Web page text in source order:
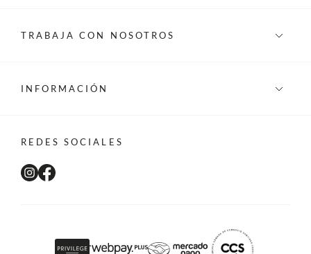
TRABAJA CON NOSOTROS
INFORMACIÓN
REDES SOCIALES